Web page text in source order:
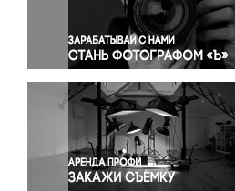
Правосудие
Происшествия и конфликты
Религия
Светская жизнь
Спорт
Экология
Экономика и бизнес